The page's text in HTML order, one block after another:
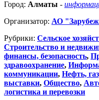
Город: Алматы -
Организатор: АО
Рубрики: Сельское
Строительство и
финансы, безопасность,
здравоохранение,
коммуникации, Нефть,
выставки, Общество,
логистика и перевозки